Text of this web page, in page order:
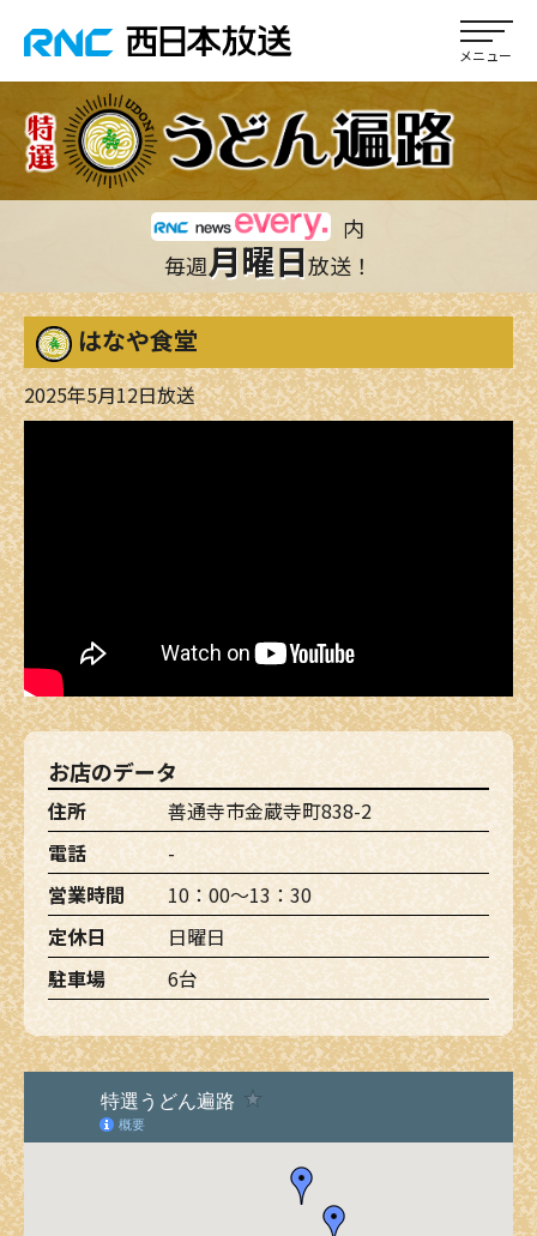
内
毎週月曜日放送！
はなや食堂
2025年5月12日放送
お店のデータ
住所
善通寺市金蔵寺町838-2
電話
-
営業時間
10：00～13：30
定休日
日曜日
駐車場
6台